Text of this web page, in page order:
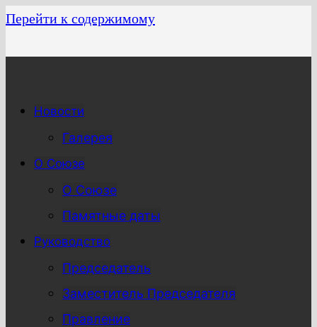
Перейти к содержимому
Новости
Галерея
О Союзе
О Союзе
Памятные даты
Руководство
Председатель
Заместитель Председателя
Правление